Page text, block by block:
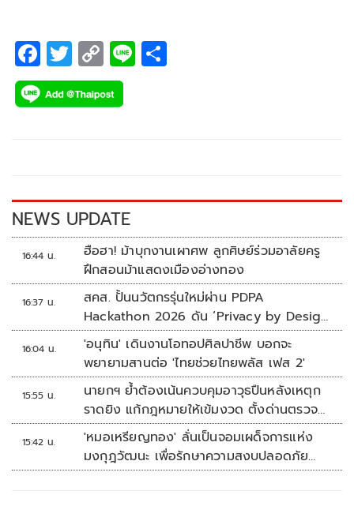
ซ่อนสารพิษ
F
ac
e
k
T
wi
tt
C
o
p
k
Li
NEWS UPDATE
16:44 น.
ฮือฮา! ม้าบุกงานเผาศพ ลูกศิษย์ร่วมอาลัยครู
ฝึกสอนม้าแสดงเมืองอ่างทอง
16:37 น.
สคส. ปั้นนวัตกรรุ่นใหม่ผ่าน PDPA
Hackathon 2026 ดัน ‘Privacy by Design
for all’ สู่โซลูชันคุ้มครองข้อมูลส่วนบุคคลที่
ใช้ได้จริง
16:04 น.
'อนุทิน' เดินงานโอทอปศิลปาชีพ บอกจะ
พยายามสานต่อ 'ไทยช่วยไทยพลัส เฟส 2'
15:55 น.
นายกฯ ย้ำต้องเน้นควบคุมอาวุธปืนหลังเหตุก
ราดยิง แก้กฎหมายให้เข้มงวด ตั้งด่านตรวจ
เพิ่ม
15:42 น.
'หมอเหรียญทอง' ลั่นเป็นจอมเผด็จการแห่ง
มงกุฎวัฒนะ เพื่อรักษาความสงบปลอดภัย
ภายในรพ.